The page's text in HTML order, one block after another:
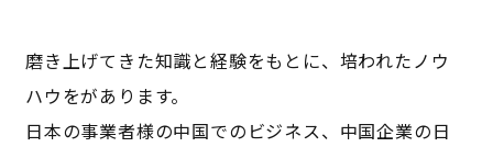
磨き上げてきた知識と経験をもとに、培われたノウ
ハウをがあります。
日本の事業者様の中国でのビジネス、中国企業の日